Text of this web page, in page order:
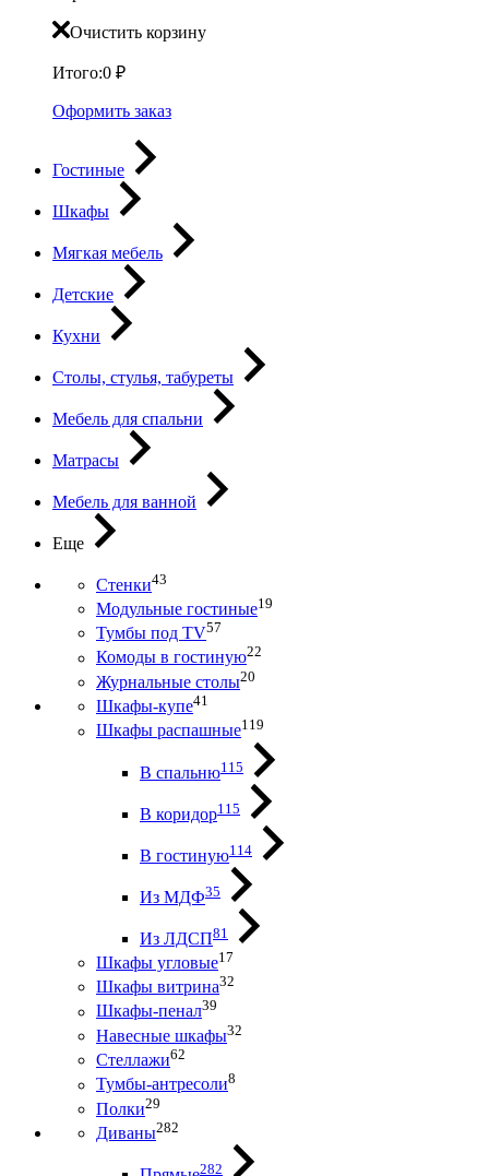
Очистить корзину
Итого:0 ₽
Оформить заказ
Гостиные
Шкафы
Мягкая мебель
Детские
Кухни
Столы, стулья, табуреты
Мебель для спальни
Матрасы
Мебель для ванной
Еще
Стенки43
Модульные гостиные19
Тумбы под ТV57
Комоды в гостиную22
Журнальные столы20
Шкафы-купе41
Шкафы распашные119
В спальню115
В коридор115
В гостиную114
Из МДФ35
Из ЛДСП81
Шкафы угловые17
Шкафы витрина32
Шкафы-пенал39
Навесные шкафы32
Стеллажи62
Тумбы-антресоли8
Полки29
Диваны282
282